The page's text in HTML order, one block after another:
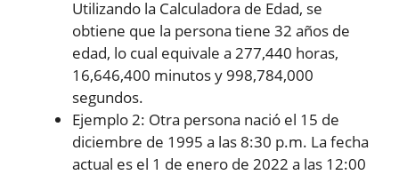
Utilizando la Calculadora de Edad, se
obtiene que la persona tiene 32 años de
edad, lo cual equivale a 277,440 horas,
16,646,400 minutos y 998,784,000
segundos.
Ejemplo 2: Otra persona nació el 15 de
diciembre de 1995 a las 8:30 p.m. La fecha
actual es el 1 de enero de 2022 a las 12:00